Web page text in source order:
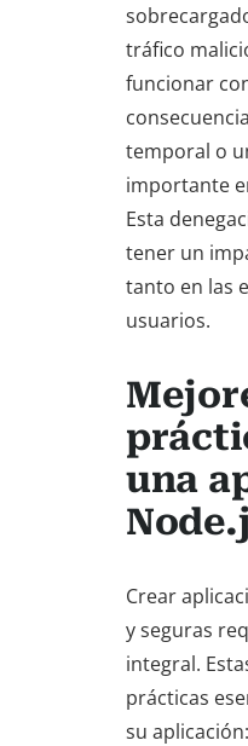
tráfico
funcionar
temporal o
importante
Esta
tener un
tanto en las
usuarios.
una
Crear
y seguras
integral.
prácticas
su aplicación: